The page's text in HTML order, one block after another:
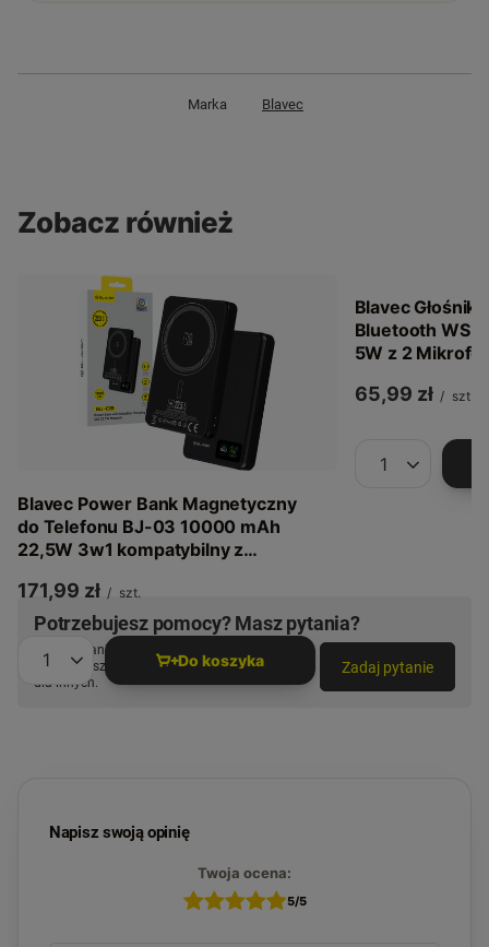
Marka Blavec
Zobacz również
Blavec Power Bank Magnetyczny
do Telefonu BJ-03 10000 mAh
22,5W 3w1 kompatybilny z
Aluminium
171,99 zł / szt.
Ilość produktów Do koszyka
Blavec
Bluetooth WS-
5W z 2
65,99 zł / szt.
Ilość
Potrzebujesz pomocy? Masz pytania?
Zadaj pytanie a my odpowiemy niezwłocznie,
najciekawsze pytania i odpowiedzi publikując
dla innych.
Zadaj pytanie
Napisz swoją opinię
Twoja ocena:
5/5